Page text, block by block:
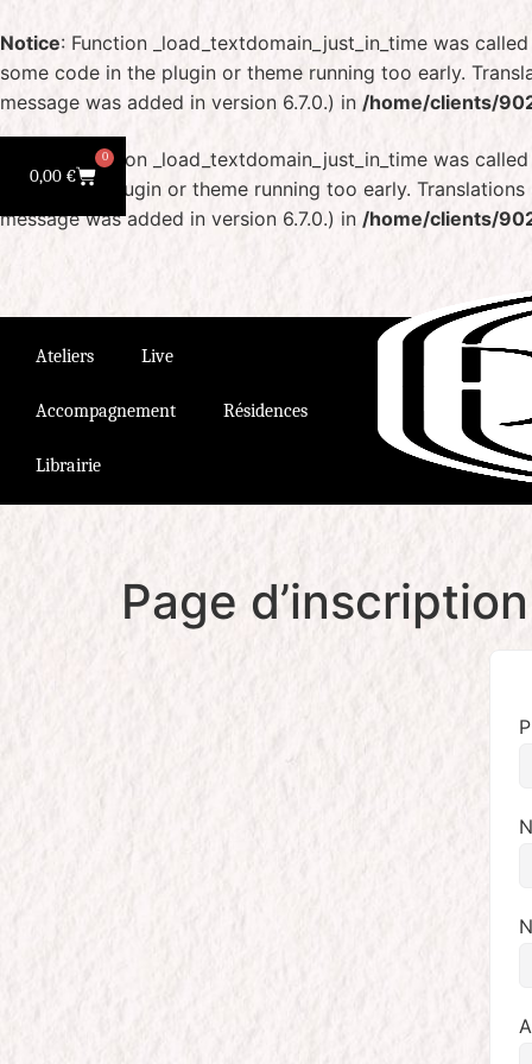
Notice: Function _load_textdomain_just_in_time was
some code in the plugin or theme running too early.
message was added in version 6.7.0.) in /home/clients/
: Function _load_textdomain_just_in_time was
code in the plugin or theme running too early.
message was added in version 6.7.0.) in /home/clients/
Ateliers Live
Accompagnement Résidences
Librairie
0,00 €
0
Page